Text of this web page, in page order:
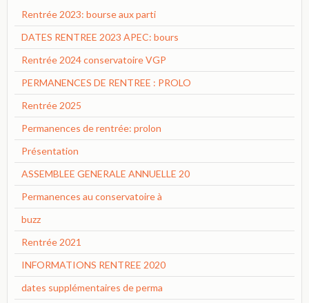
Rentrée 2023: bourse aux parti
DATES RENTREE 2023 APEC: bours
Rentrée 2024 conservatoire VGP
PERMANENCES DE RENTREE : PROLO
Rentrée 2025
Permanences de rentrée: prolon
Présentation
ASSEMBLEE GENERALE ANNUELLE 20
Permanences au conservatoire à
buzz
Rentrée 2021
INFORMATIONS RENTREE 2020
dates supplémentaires de perma